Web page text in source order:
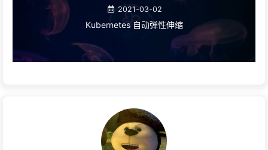
2021-03-02
Kubernetes 自动弹性伸缩